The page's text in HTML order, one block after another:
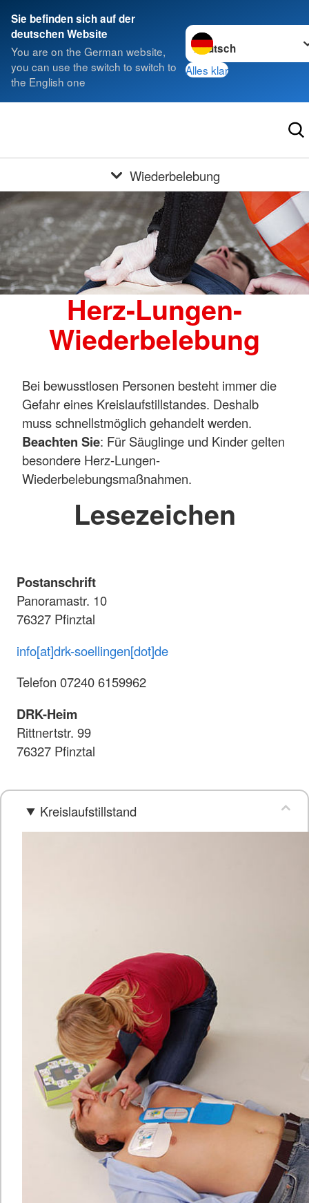
Sie befinden sich auf der
deutschen Website
You are on the German website,
you can use the switch to switch to
the English one
Sprache wechseln zu
Alles klar
Wiederbelebung
Herz-Lungen-
Wiederbelebung
Bei bewusstlosen Personen besteht immer die
Gefahr eines Kreislaufstillstandes. Deshalb
muss schnellstmöglich gehandelt werden.
Beachten Sie: Für Säuglinge und Kinder gelten
besondere Herz-Lungen-
Wiederbelebungsmaßnahmen.
Lesezeichen
Postanschrift
Panoramastr. 10
76327 Pfinztal
info[at]drk-soellingen[dot]de
Telefon 07240 6159962
DRK-Heim
Rittnertstr. 99
76327 Pfinztal
Kreislaufstillstand